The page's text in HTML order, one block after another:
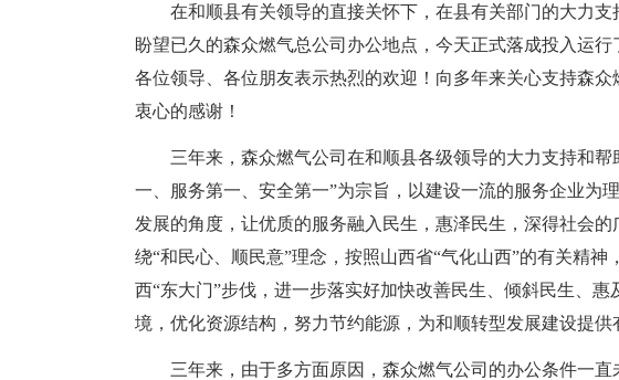
在和顺县有关领导的直接关怀下，在县有关部门的大力
盼望已久的森众燃气总公司办公地点，今天正式落成投入运
各位领导、各位朋友表示热烈的欢迎！向多年来关心支持森
衷心的感谢！
三年来，森众燃气公司在和顺县各级领导的大力支持和
一、服务第一、安全第一”为宗旨，以建设一流的服务企业为
发展的角度，让优质的服务融入民生，惠泽民生，深得社会
绕“和民心、顺民意”理念，按照山西省“气化山西”的有关精神
西“东大门”步伐，进一步落实好加快改善民生、倾斜民生、
境，优化资源结构，努力节约能源，为和顺转型发展建设提供
三年来，由于多方面原因，森众燃气公司的办公条件一